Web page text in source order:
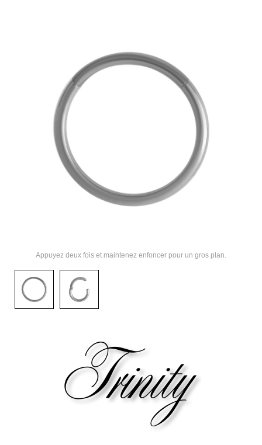
Appuyez deux fois et maintenez enfoncer pour un gros plan.